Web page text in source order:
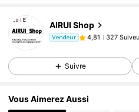
AIRUI Shop
Vendeur
4,81
3***8est en
327
Suivre
Vous Aimerez Aussi